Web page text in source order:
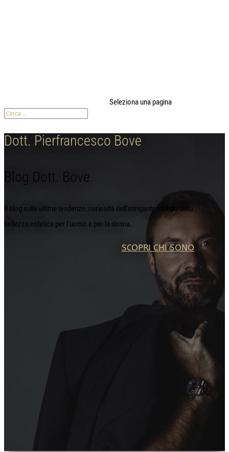
Seleziona una pagina
Dott. Pierfrancesco Bove
Blog Dott. Bove
Il blog sulle ultime tendenze, curiosità dell'intrigante mondo della
bellezza estetica per l'uomo e per la donna.
SCOPRI CHI SONO